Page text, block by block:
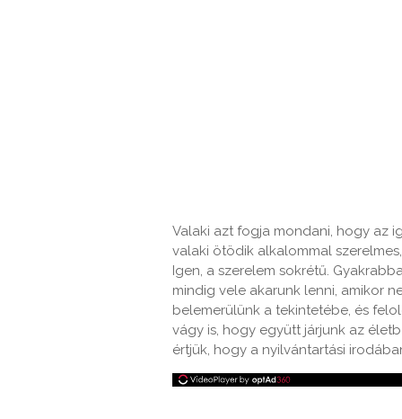
Valaki azt fogja mondani, hogy az
valaki ötödik alkalommal
Igen, a szerelem sokrétű.
mindig vele akarunk lenni, amikor
belemerülünk a tekintetébe, és
vágy is, hogy együtt járjunk az
értjük, hogy a nyilvántartási